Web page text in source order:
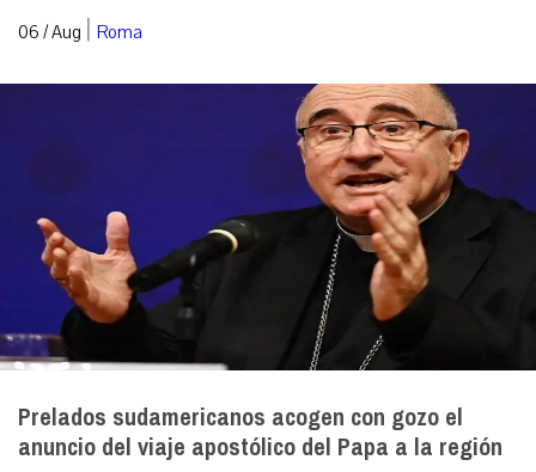
06 / Aug | Roma
Prelados sudamericanos acogen con gozo el
anuncio del viaje apostólico del Papa a la región